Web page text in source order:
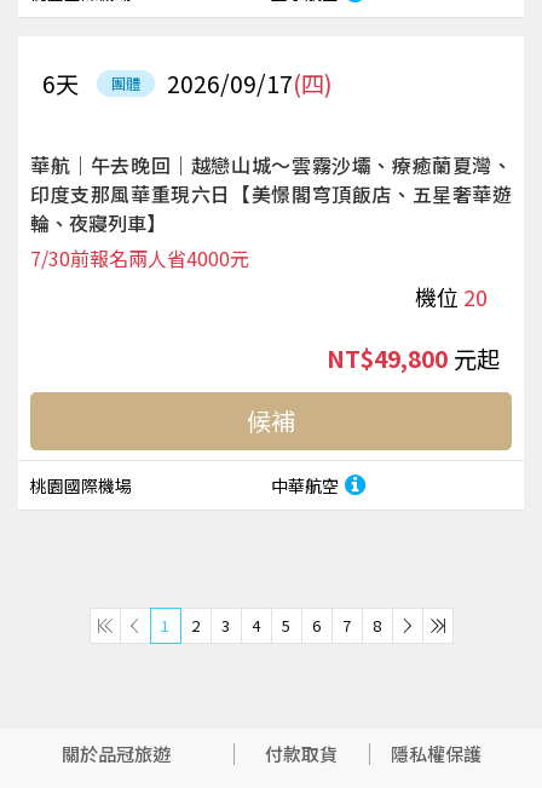
團體 2026/09/17(四)
6天
華航｜午去晚回｜越戀山城～雲霧沙壩、療癒蘭夏灣、
印度支那風華重現六日【美憬閣穹頂飯店、五星奢華遊
輪、夜寢列車】
機位 20
7/30前報名兩人省4000元
桃園國際機場 中華航空
NT$49,800 起
候補
1 2 3 4 5 6 7 8
關於品冠旅遊 付款取貨
隱私權保護